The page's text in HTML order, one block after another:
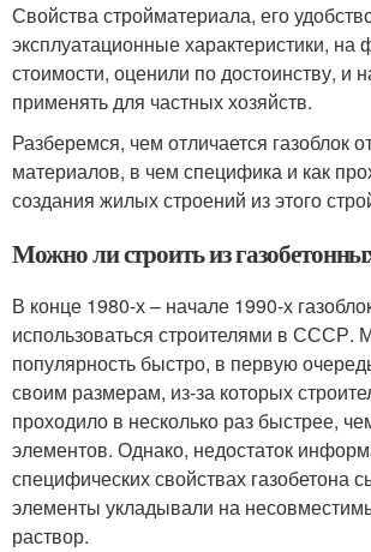
Свойства стройматериала, его
эксплуатационные характеристики, на
стоимости, оценили по достоинству, и
применять для частных хозяйств.
Разберемся, чем отличается газоблок
материалов, в чем специфика и как
создания жилых строений из этого
Можно ли строить из
В конце 1980-х – начале 1990-х
использоваться строителями в СССР.
популярность быстро, в первую
своим размерам, из-за которых
проходило в несколько раз быстрее,
элементов. Однако, недостаток
специфических свойствах газобетона
элементы укладывали на
раствор.